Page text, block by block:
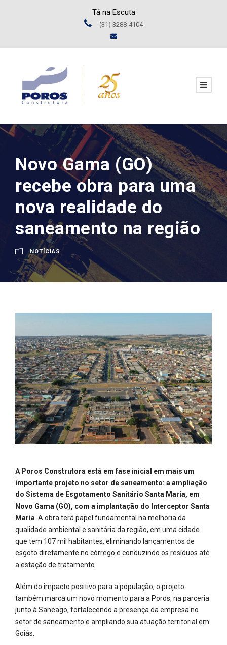
Tá na Escuta
(31) 3288-4104
Novo Gama (GO)
recebe obra para uma
nova realidade do
saneamento na região
NOTÍCIAS
A Poros Construtora está em fase inicial em mais um
importante projeto no setor de saneamento: a ampliação
do Sistema de Esgotamento Sanitário Santa Maria, em
Novo Gama (GO), com a implantação do Interceptor Santa
Maria. A obra terá papel fundamental na melhoria da
qualidade ambiental e sanitária da região, em uma cidade
que tem 107 mil habitantes, eliminando lançamentos de
esgoto diretamente no córrego e conduzindo os resíduos até
a estação de tratamento.
Além do impacto positivo para a população, o projeto
também marca um novo momento para a Poros, na parceria
junto à Saneago, fortalecendo a presença da empresa no
setor de saneamento e ampliando sua atuação territorial em
Goiás.